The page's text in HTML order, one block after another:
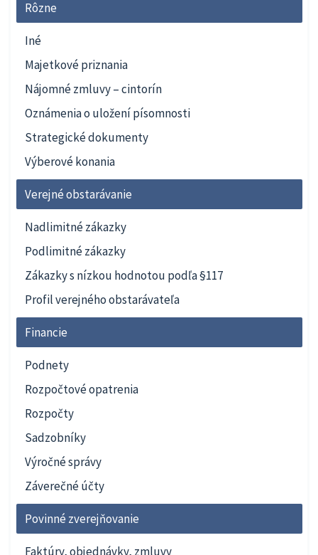
Rôzne
Iné
Majetkové priznania
Nájomné zmluvy – cintorín
Oznámenia o uložení písomnosti
Strategické dokumenty
Výberové konania
Verejné obstarávanie
Nadlimitné zákazky
Podlimitné zákazky
Zákazky s nízkou hodnotou podľa §117
Profil verejného obstarávateľa
Financie
Podnety
Rozpočtové opatrenia
Rozpočty
Sadzobníky
Výročné správy
Záverečné účty
Povinné zverejňovanie
Faktúry, objednávky, zmluvy